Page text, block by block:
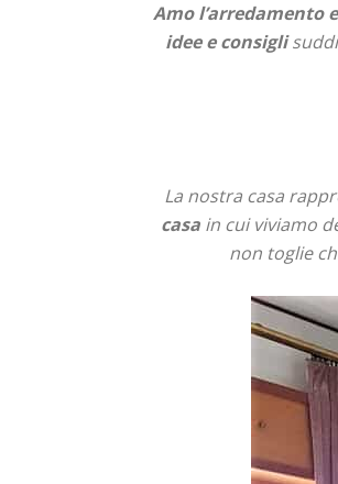
Amo l’arredamento
idee e consigli
La nostra casa
casain cui viviamo
non toglie